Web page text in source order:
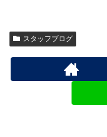
スタッフブログ